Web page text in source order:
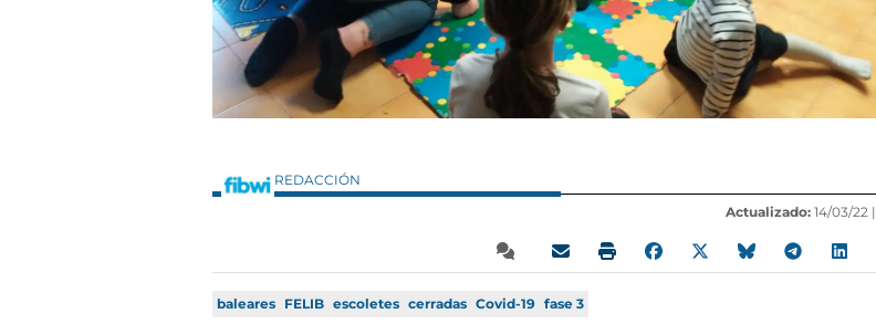
REDACCIÓN
Actualizado: 14/03/22 |
baleares FELIB escoletes cerradas Covid-19 fase 3